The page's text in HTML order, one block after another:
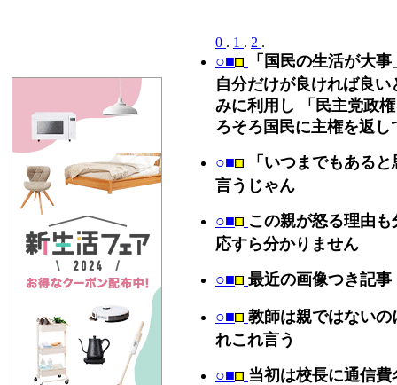
0 . 1 . 2 .
○■ 「国民の生活が大
自分だけが良ければ良
みに利用し 「民主党政
ろそろ国民に主権を返し
○■ 「いつまでもある
言うじゃん
○■ この親が怒る理由
応すら分かりません
○■ 最近の画像つき記
○■ 教師は親ではない
れこれ言う
○■ 当初は校長に通信